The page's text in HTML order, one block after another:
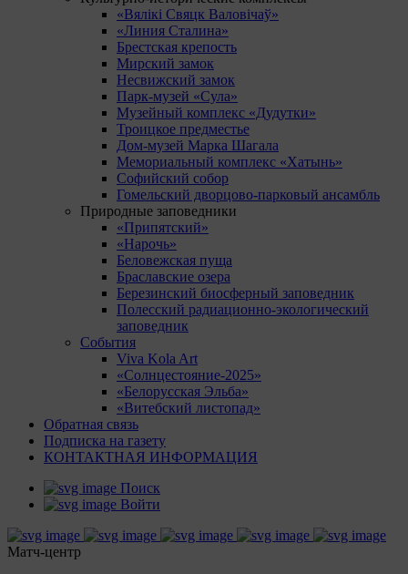
«Вялікі Свяцк Валовічаў»
«Линия Сталина»
Брестская крепость
Мирский замок
Несвижский замок
Парк-музей «Сула»
Музейный комплекс «Дудутки»
Троицкое предместье
Дом-музей Марка Шагала
Мемориальный комплекс «Хатынь»
Софийский собор
Гомельский дворцово-парковый ансамбль
Природные заповедники
«Припятский»
«Нарочь»
Беловежская пуща
Браславские озера
Березинский биосферный заповедник
Полесский радиационно-экологический
заповедник
События
Viva Kola Art
«Солнцестояние-2025»
«Белорусская Эльба»
«Витебский листопад»
Обратная связь
Подписка на газету
КОНТАКТНАЯ ИНФОРМАЦИЯ
Поиск
Войти
Матч-центр